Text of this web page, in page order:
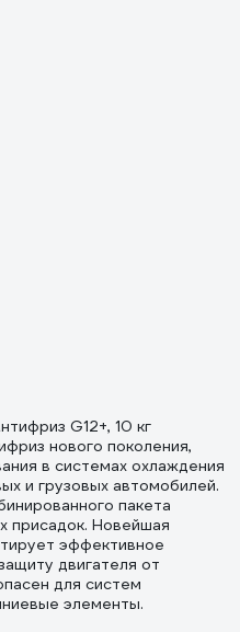
G12+, 10 кг
нового поколения,
в системах охлаждения
и грузовых автомобилей.
пакета
присадок. Новейшая
эффективное
двигателя от
для систем
элементы.